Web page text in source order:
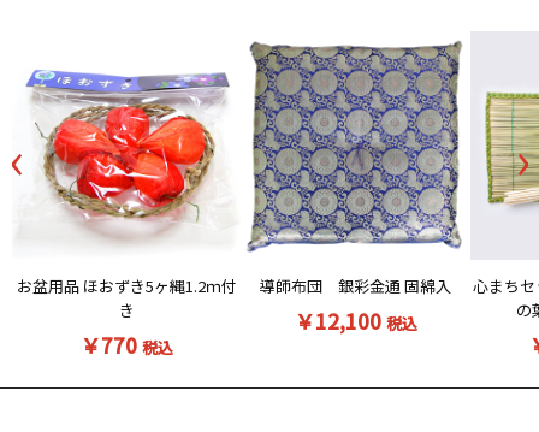
‹
お盆用品 ほおずき5ヶ縄1.2ｍ付
き
￥770 税込
導師布団 銀彩金通 固綿入
￥12,100 税込
心まち
の
›